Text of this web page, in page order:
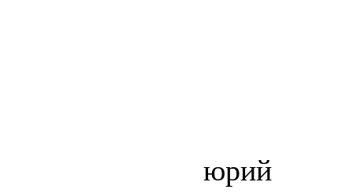
юрий